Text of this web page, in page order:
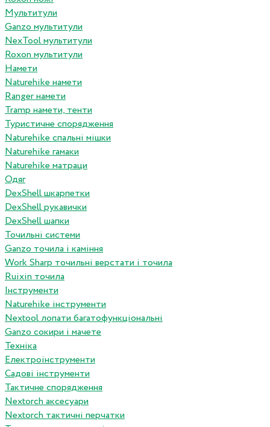
Мультитули
Ganzo мультитули
NexTool мультитули
Roxon мультитули
Намети
Naturehike намети
Ranger намети
Tramp намети, тенти
Туристичне спорядження
Naturehike спальні мішки
Naturehike гамаки
Naturehike матраци
Одяг
DexShell шкарпетки
DexShell рукавички
DexShell шапки
Точильні системи
Ganzo точила і каміння
Work Sharp точильні верстати і точила
Ruixin точила
Інструменти
Naturehike інструменти
Nextool лопати багатофункціональні
Ganzo сокири і мачете
Техніка
Електроінструменти
Садові інструменти
Тактичне спорядження
Nextorch аксесуари
Nextorch тактичні перчатки